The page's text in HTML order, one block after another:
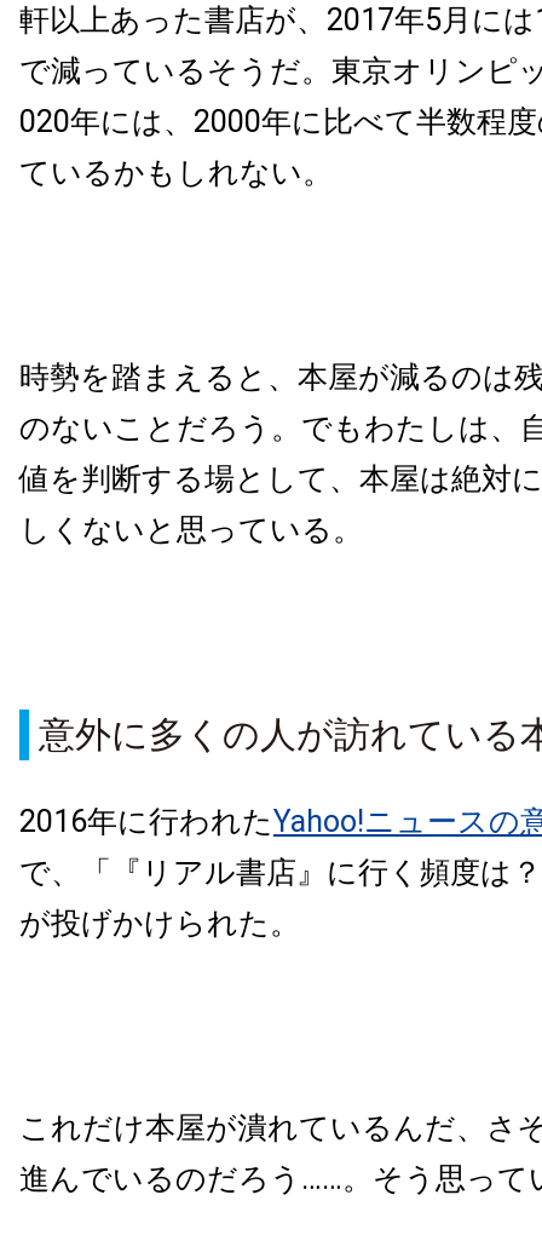
軒以上あった書店が、2017年5月に
で減っているそうだ。東京オリンピ
020年には、2000年に比べて半数程
ているかもしれない。
時勢を踏まえると、本屋が減るのは
のないことだろう。でもわたしは、
値を判断する場として、本屋は絶対
しくないと思っている。
意外に多くの人が訪れている
2016年に行われたYahoo!ニュースの
で、「『リアル書店』に行く頻度は
が投げかけられた。
これだけ本屋が潰れているんだ、さ
進んでいるのだろう……。そう思って